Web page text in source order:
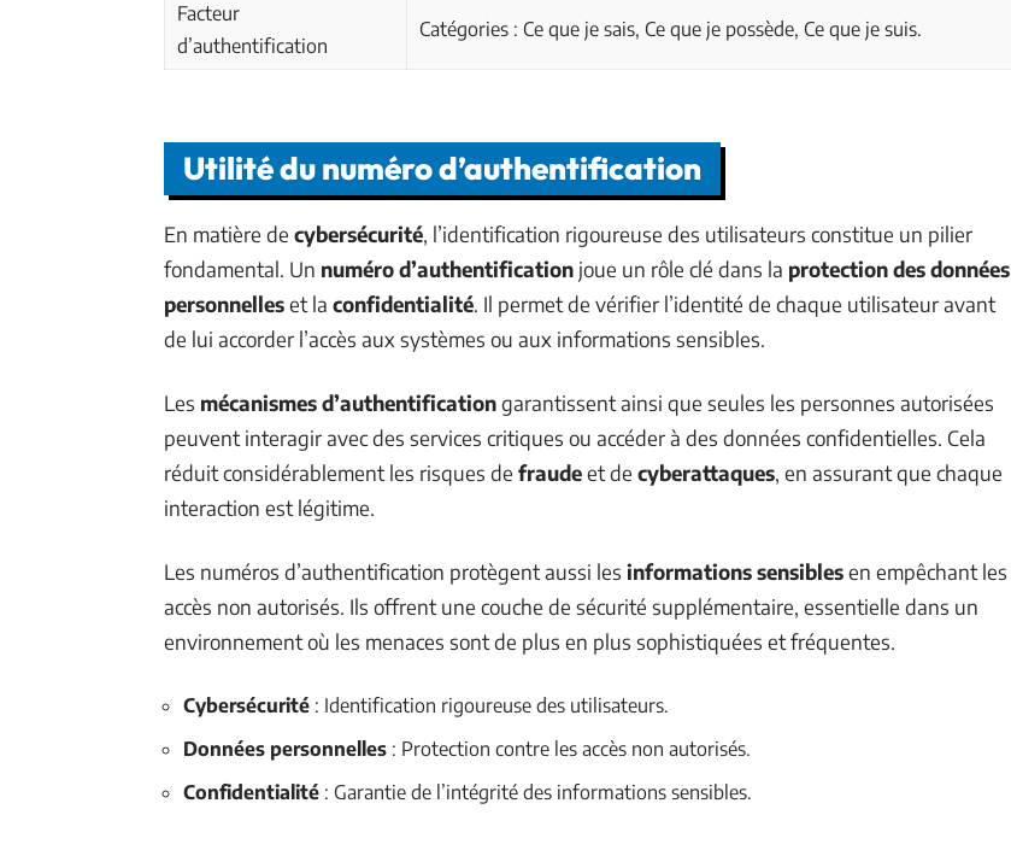
Facteur
d’authentification
Catégories : Ce que je sais, Ce que je possède, Ce que je suis.
Utilité du numéro d’authentification
En matière de cybersécurité, l’identification rigoureuse des utilisateurs constitue un pilier
fondamental. Un numéro d’authentification joue un rôle clé dans la protection des données
personnelleset la confidentialité. Il permet de vérifier l’identité de chaque utilisateur avant
de lui accorder l’accès aux systèmes ou aux informations sensibles.
Les mécanismes d’authentificationgarantissent ainsi que seules les personnes autorisées
peuvent interagir avec des services critiques ou accéder à des données confidentielles. Cela
réduit considérablement les risques de fraudeet de cyberattaques, en assurant que chaque
interaction est légitime.
Les numéros d’authentification protègent aussi les informations sensiblesen empêchant les
accès non autorisés. Ils offrent une couche de sécurité supplémentaire, essentielle dans un
environnement où les menaces sont de plus en plus sophistiquées et fréquentes.
Cybersécurité : Identification rigoureuse des utilisateurs.
Données personnelles : Protection contre les accès non autorisés.
Confidentialité : Garantie de l’intégrité des informations sensibles.